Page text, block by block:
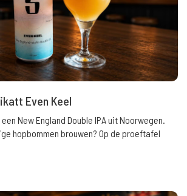
Even Keel
New England Double IPA uit Noorwegen.
hopbommen brouwen? Op de proeftafel